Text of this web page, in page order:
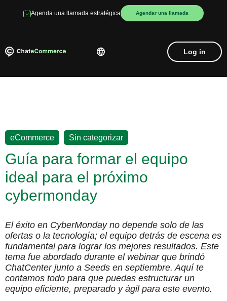
Agenda una llamada estratégica Agendar una llamada
Log in
eCommerce Sin categorizar
Guía para formar el equipo
ideal para el próximo
cybermonday
El éxito en CyberMonday no depende solo de las
ofertas o la tecnología; el equipo detrás de escena es
fundamental para lograr los mejores resultados. Este
tema fue abordado durante el webinar que brindó
ChatCenter junto a Seeds en septiembre. Aquí te
contamos todo para que puedas estructurar un
equipo eficiente, preparado y ágil para este evento.